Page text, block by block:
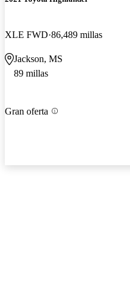
XLE FWD 86,489 millas
Jackson, MS
89 millas
Gran oferta